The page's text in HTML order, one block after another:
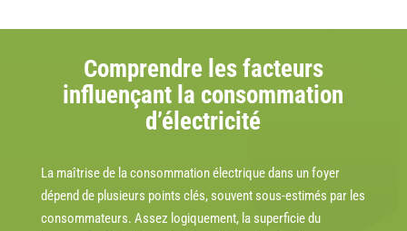
Comprendre les facteurs
influençant la consommation
d’électricité
La maîtrise de la consommation électrique dans un foyer
dépend de plusieurs points clés, souvent sous-estimés par les
consommateurs. Assez logiquement, la superficie du